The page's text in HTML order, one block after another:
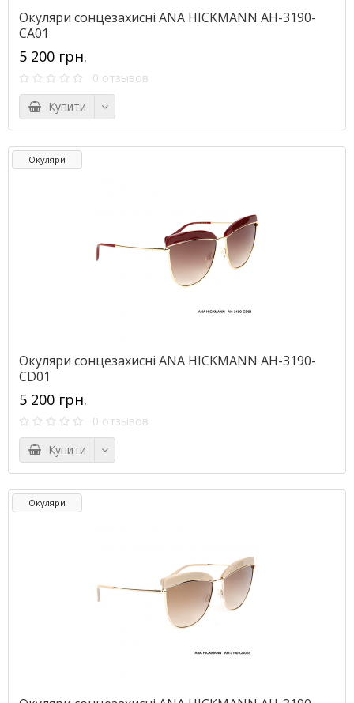
Окуляри сонцезахисні ANA HICKMANN AH-3190-
CA01
5 200 грн.
0 отзывов
Купити
Окуляри
Окуляри сонцезахисні ANA HICKMANN AH-3190-
CD01
5 200 грн.
0 отзывов
Купити
Окуляри